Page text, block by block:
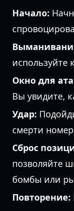
Начало:
используйте
Окно для
Вы увидите,
Удар:
смерти
Сброс
позволяйте
бомбы или
Повторение: